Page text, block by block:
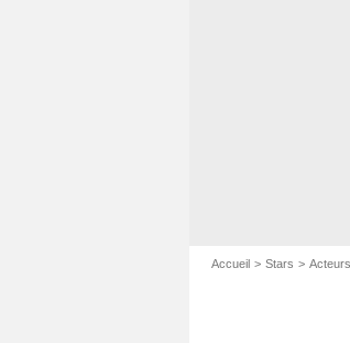
Accueil Stars Acteurs